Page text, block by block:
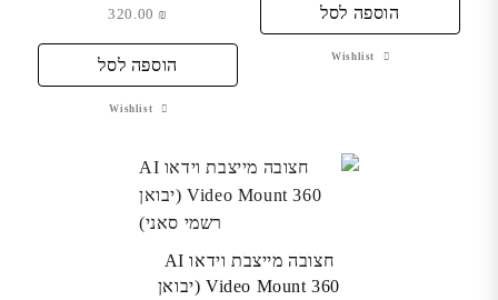
היה:
₪ 220.00.
₪ 189.00.
הוספה לסל
Wishlist
₪
הוספה לסל
Wishlist
חצובה מייצבת וידאו AI
Video Mount 360 (יבואן